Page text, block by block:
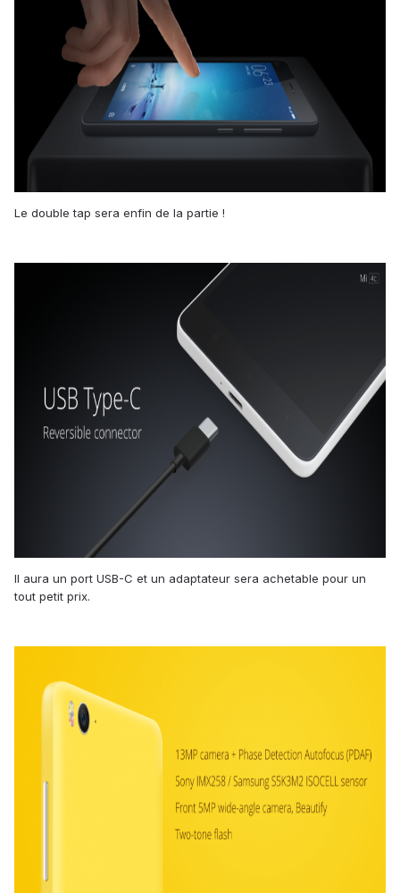
Le double tap sera enfin de la partie !
Il aura un port USB-C et un adaptateur sera achetable pour un
tout petit prix.